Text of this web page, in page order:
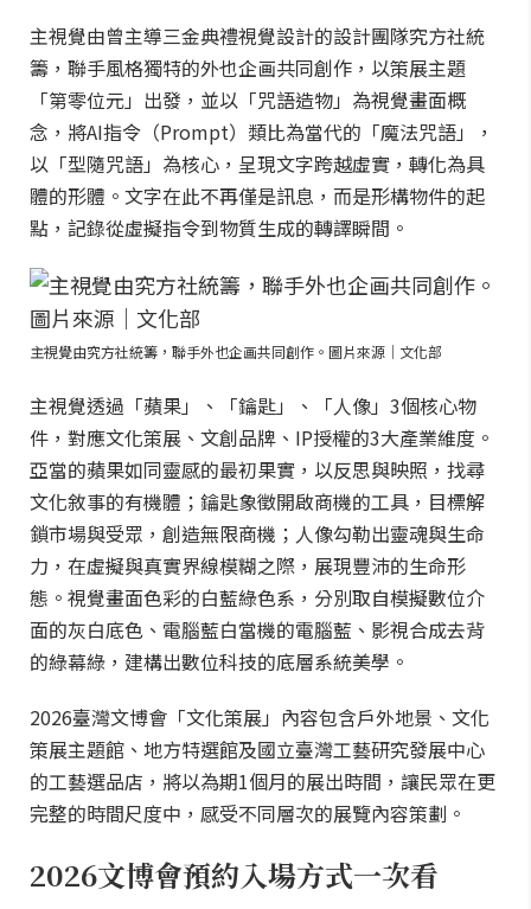
主視覺由曾主導三金典禮視覺設計的設計團隊究方社統
籌，聯手風格獨特的外也企画共同創作，以策展主題
「第零位元」出發，並以「咒語造物」為視覺畫面概
念，將AI指令（Prompt）類比為當代的「魔法咒語」，
以「型隨咒語」為核心，呈現文字跨越虛實，轉化為具
體的形體。文字在此不再僅是訊息，而是形構物件的起
點，記錄從虛擬指令到物質生成的轉譯瞬間。
主視覺由究方社統籌，聯手外也企画共同創作。圖片來源｜文化部
主視覺透過「蘋果」、「鑰匙」、「人像」3個核心物
件，對應文化策展、文創品牌、IP授權的3大產業維度。
亞當的蘋果如同靈感的最初果實，以反思與映照，找尋
文化敘事的有機體；鑰匙象徵開啟商機的工具，目標解
鎖市場與受眾，創造無限商機；人像勾勒出靈魂與生命
力，在虛擬與真實界線模糊之際，展現豐沛的生命形
態。視覺畫面色彩的白藍綠色系，分別取自模擬數位介
面的灰白底色、電腦藍白當機的電腦藍、影視合成去背
的綠幕綠，建構出數位科技的底層系統美學。
2026臺灣文博會「文化策展」內容包含戶外地景、文化
策展主題館、地方特選館及國立臺灣工藝研究發展中心
的工藝選品店，將以為期1個月的展出時間，讓民眾在更
完整的時間尺度中，感受不同層次的展覽內容策劃。
2026文博會預約入場方式一次看